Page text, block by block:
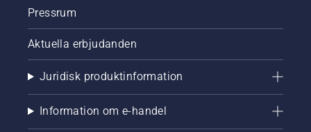
Pressrum
Aktuella erbjudanden
Juridisk produktinformation
Information om e-handel